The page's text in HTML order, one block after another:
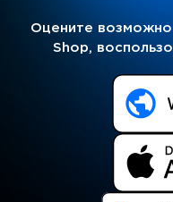
Оцените
Shop,